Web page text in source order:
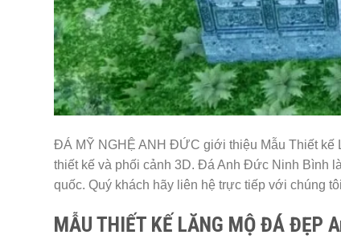
ĐÁ MỸ NGHỆ ANH ĐỨC giới thiệu Mẫu Thiết kế
thiết kế và phối cảnh 3D. Đá Anh Đức Ninh Bình
quốc. Quý khách hãy liên hệ trực tiếp với chúng
MẪU THIẾT KẾ LĂNG MỘ ĐÁ ĐẸP